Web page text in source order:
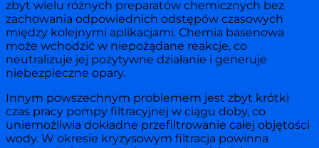
zbyt wielu różnych preparatów chemicznych bez
zachowania odpowiednich odstępów czasowych
między kolejnymi aplikacjami. Chemia basenowa
może wchodzić w niepożądane reakcje, co
neutralizuje jej pozytywne działanie i generuje
niebezpieczne opary.
Innym powszechnym problemem jest zbyt krótki
czas pracy pompy filtracyjnej w ciągu doby, co
uniemożliwia dokładne przefiltrowanie całej objętości
wody. W okresie kryzysowym filtracja powinna